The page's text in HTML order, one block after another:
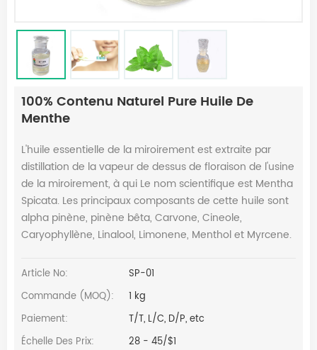
100% Contenu Naturel Pure Huile De
Menthe
L'huile essentielle de la miroirement est extraite par
distillation de la vapeur de dessus de floraison de l'usine
de la miroirement, à qui Le nom scientifique est Mentha
Spicata. Les principaux composants de cette huile sont
alpha pinène, pinène bêta, Carvone, Cineole,
Caryophyllène, Linalool, Limonene, Menthol et Myrcene.
Article No:
SP-01
Commande (MOQ):
1 kg
Paiement:
T/T, L/C, D/P, etc
Échelle Des Prix:
28 - 45/$1